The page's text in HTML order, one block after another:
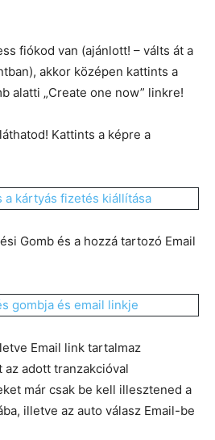
fiókod van (ajánlott! – válts át a
akkor középen kattints a
alatti „Create one now” linkre!
Kattints a képre a
Gomb és a hozzá tartozó Email
Email link tartalmaz
adott tranzakcióval
már csak be kell illesztened a
illetve az auto válasz Email-be